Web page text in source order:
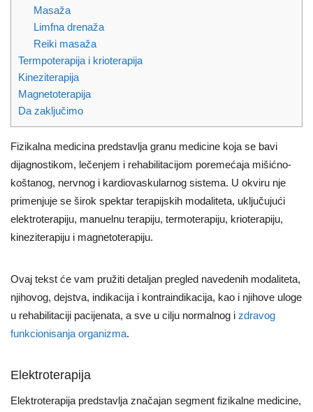
Masaža
Limfna drenaža
Reiki masaža
Termpoterapija i krioterapija
Kineziterapija
Magnetoterapija
Da zaključimo
Fizikalna medicina predstavlja granu medicine koja se bavi
dijagnostikom, lečenjem i rehabilitacijom poremećaja mišićno-
koštanog, nervnog i kardiovaskularnog sistema. U okviru nje
primenjuje se širok spektar terapijskih modaliteta, uključujući
elektroterapiju, manuelnu terapiju, termoterapiju, krioterapiju,
kineziterapiju i magnetoterapiju.
Ovaj tekst će vam pružiti detaljan pregled navedenih modaliteta,
njihovog, dejstva, indikacija i kontraindikacija, kao i njihove uloge
u rehabilitaciji pacijenata, a sve u cilju normalnog i zdravog
funkcionisanja organizma.
Elektroterapija
Elektroterapija predstavlja značajan segment fizikalne medicine,